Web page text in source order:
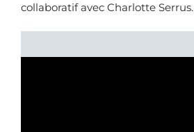
collaboratif avec Charlotte Serrus.